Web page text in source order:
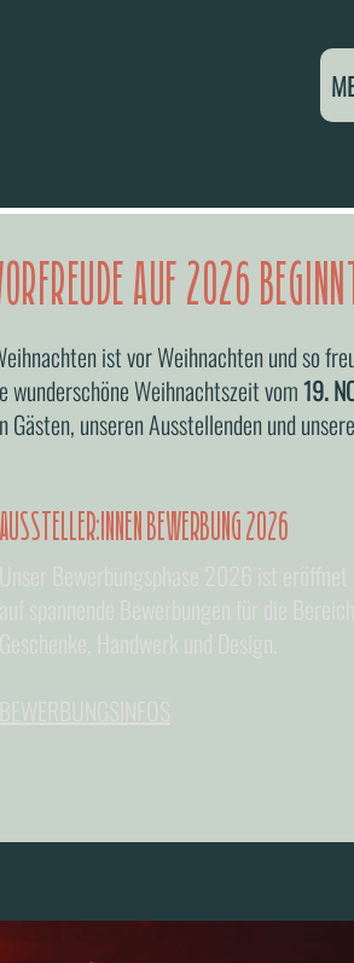
AUF 2026
ist vor Weihnachten und so
wunderschöne Weihnachtszeit vom 19.
Gästen, unseren Ausstellenden und
AUSSTELLER:INNEN BEWERBUNG 2026